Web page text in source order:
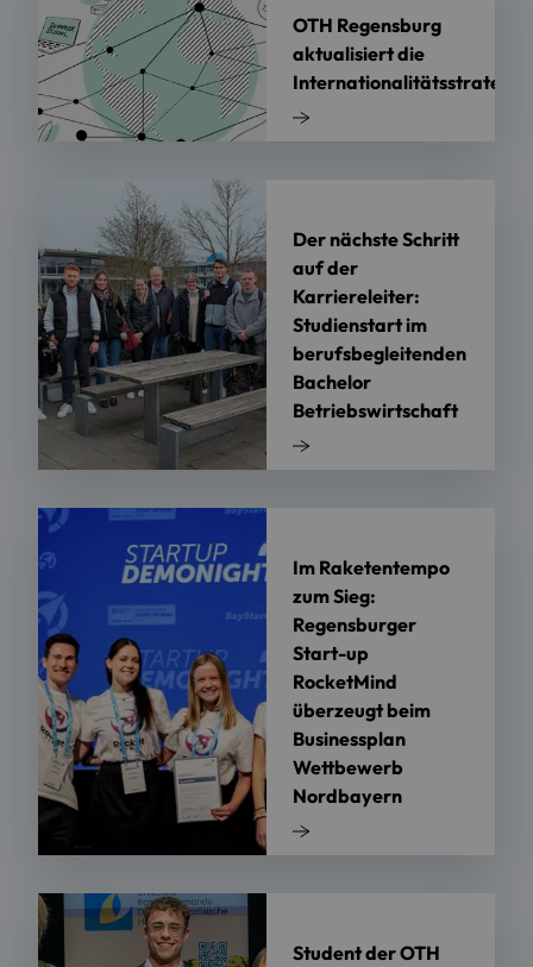
OTH Regensburg
aktualisiert die
Internationalitätsstrategie
Der nächste Schritt
auf der
Karriereleiter:
Studienstart im
berufsbegleitenden
Bachelor
Betriebswirtschaft
Im Raketentempo
zum Sieg:
Regensburger
Start-up
RocketMind
überzeugt beim
Businessplan
Wettbewerb
Nordbayern
Student der OTH